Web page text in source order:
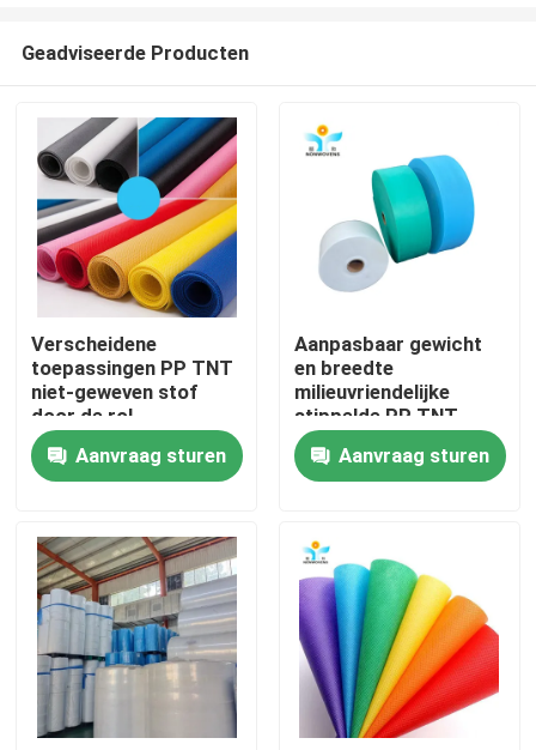
Huis
Producten
Ongeveer ons
Fabrieksreis
Kwaliteitscontrole
Geadviseerde Producten
Verscheidene
toepassingen PP TNT
niet-geweven stof
door de rol
Wegwerpstof 10 - 100
gramAanvraag sturen
Aanpasbaar gewicht
en breedte
milieuvriendelijke
stippelde PP TNT
niet-geweven stofrol
Aanvraag sturen